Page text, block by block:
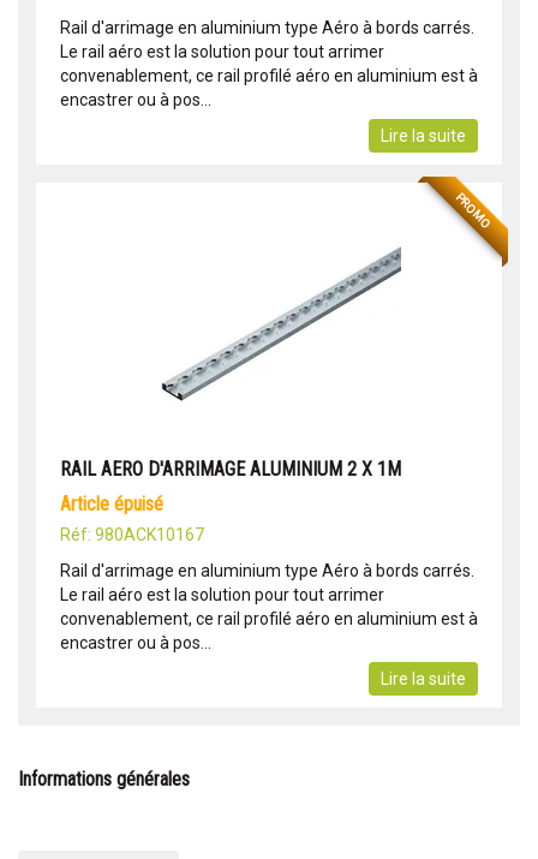
Rail d'arrimage en aluminium type Aéro à bords carrés.
Le rail aéro est la solution pour tout arrimer
convenablement, ce rail profilé aéro en aluminium est à
encastrer ou à pos...
Lire la suite
PROMO
RAIL AERO D'ARRIMAGE ALUMINIUM 2 X 1M
article épuisé
Réf: 980ACK10167
Rail d'arrimage en aluminium type Aéro à bords carrés.
Le rail aéro est la solution pour tout arrimer
convenablement, ce rail profilé aéro en aluminium est à
encastrer ou à pos...
Lire la suite
Informations générales